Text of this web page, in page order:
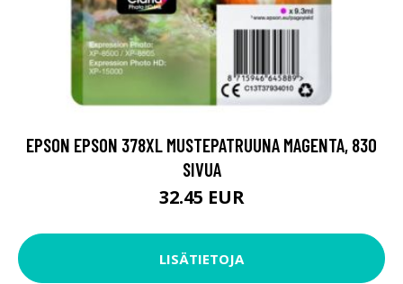
EPSON EPSON 378XL MUSTEPATRUUNA MAGENTA, 830
SIVUA
32.45 EUR
LISÄTIETOJA